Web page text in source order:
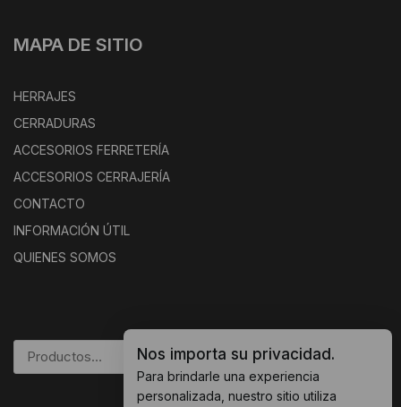
MAPA DE SITIO
HERRAJES
CERRADURAS
ACCESORIOS FERRETERÍA
ACCESORIOS CERRAJERÍA
CONTACTO
INFORMACIÓN ÚTIL
QUIENES SOMOS
BUSCAR
Nos importa su privacidad.
Para brindarle una experiencia
personalizada, nuestro sitio utiliza